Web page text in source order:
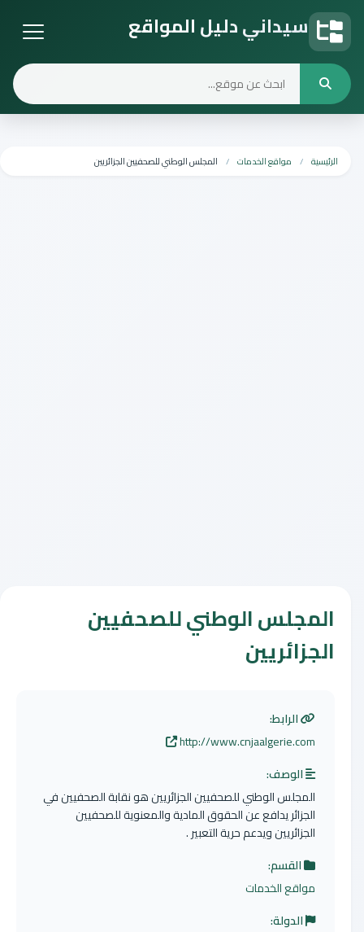
سيداني دليل المواقع
الرئيسية مواقع الخدمات المجلس الوطني للصحفيين الجزائريين
المجلس الوطني للصحفيين
الجزائريين
الرابط:
http://www.cnjaalgerie.com
الوصف:
المجلس الوطني للصحفيين الجزائريين هو نقابة الصحفيين في
الجزائر يدافع عن الحقوق المادية والمعنوية للصحفيين
الجزائريين ويدعم حرية التعبير .
القسم:
مواقع الخدمات
الدولة: